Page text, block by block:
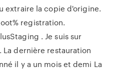
extraire la copie d'origine.
registration.
. Je suis sur
La dernière restauration
il y a un mois et demi La